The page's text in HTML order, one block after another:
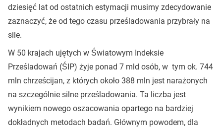
dziesięć lat od ostatnich estymacji musimy zdecydowanie
zaznaczyć, że od tego czasu prześladowania przybrały na
sile.
W 50 krajach ujętych w Światowym Indeksie
Prześladowań (ŚIP) żyje ponad 7 mld osób, w tym ok. 744
mln chrześcijan, z których około 388 mln jest narażonych
na szczególnie silne prześladowania. Ta liczba jest
wynikiem nowego oszacowania opartego na bardziej
dokładnych metodach badań. Głównym powodem, dla